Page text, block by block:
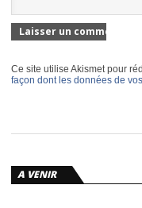
Ce site utilise Akismet pour
façon dont les données de
A VENIR